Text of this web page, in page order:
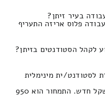
בעיר זיתן?
פלוס אריזה התעריף
לקהל הסטודנטים בזיתן?
לסטודנט/ית מינימלית
התעריף זה 670 ולכל היותר 300 שקל חדש. התמחור הוא 950